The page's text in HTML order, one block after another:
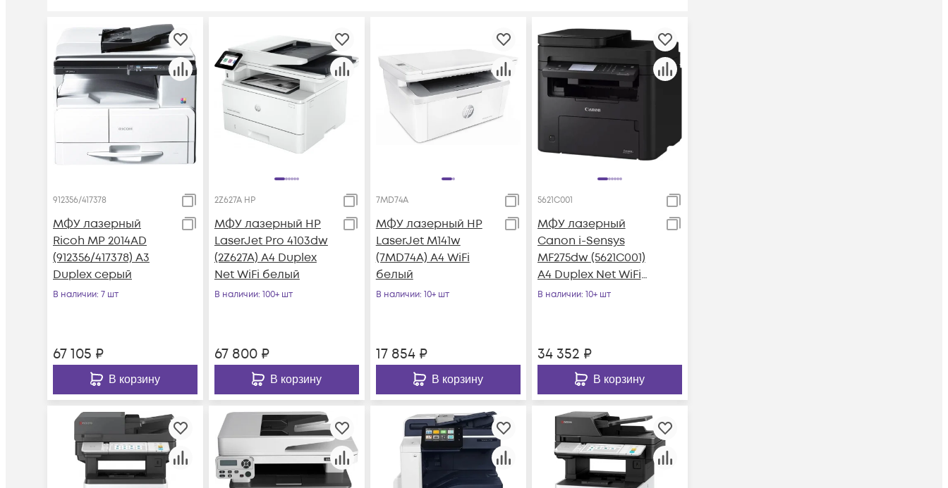
912356/417378
МФУ лазерный
Ricoh MP 2014AD
(912356/417378) A3
Duplex серый
В наличии: 7 шт
67 105 ₽
В корзину
2Z627A HP
МФУ лазерный HP
LaserJet Pro 4103dw
(2Z627A) A4 Duplex
Net WiFi белый
В наличии: 100+ шт
67 800₽
В корзину
7MD74A
МФУ лазерный HP
LaserJet M141w
(7MD74A) A4 WiFi
белый
В наличии: 10+ шт
17 854₽
В корзину
5621C001
МФУ лазерный
Canon i-Sensys
MF275dw (5621C001)
A4 Duplex Net WiFi
черный
В наличии: 10+ шт
34 352 ₽
В корзину